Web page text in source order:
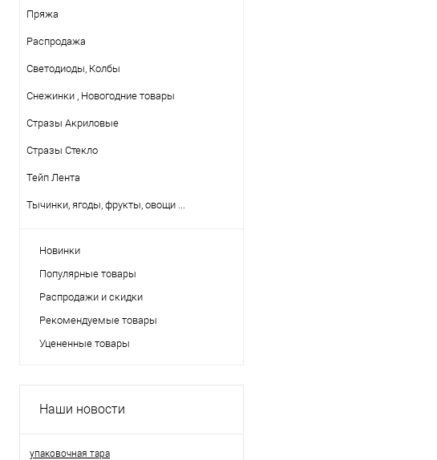
Пряжа
Распродажа
Светодиоды, Колбы
Снежинки , Новогодние товары
Стразы Акриловые
Стразы Стекло
Тейп Лента
Тычинки, ягоды, фрукты, овощи ...
Новинки
Популярные товары
Распродажи и скидки
Рекомендуемые товары
Уцененные товары
Наши новости
упаковочная тара